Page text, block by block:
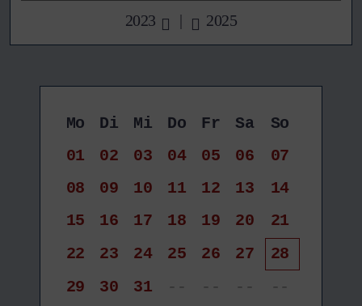
2023 | 2025
Mo Di Mi Do Fr Sa
So
01
02 03 04 05 06
07
08
09 10 11 12 13
14
15
16 17 18 19 20
21
22
23 24 25 26 27
28
29
30 31 -- -- --
--